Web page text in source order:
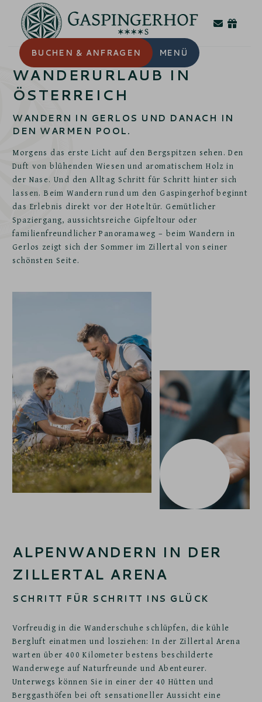
BUCHEN & ANFRAGEN MENÜ
WANDERURLAUB IN
ÖSTERREICH
WANDERN IN GERLOS UND DANACH IN
DEN WARMEN POOL.
Morgens das erste Licht auf den Bergspitzen sehen. Den
Duft von blühenden Wiesen und aromatischem Holz in
der Nase. Und den Alltag Schritt für Schritt hinter sich
lassen. Beim Wandern rund um den Gaspingerhof beginnt
das Erlebnis direkt vor der Hoteltür. Gemütlicher
Spaziergang, aussichtsreiche Gipfeltour oder
familienfreundlicher Panoramaweg – beim Wandern in
Gerlos zeigt sich der Sommer im Zillertal von seiner
schönsten Seite.
ALPENWANDERN IN DER
ZILLERTAL ARENA
SCHRITT FÜR SCHRITT INS GLÜCK
Vorfreudig in die Wanderschuhe schlüpfen, die kühle
Bergluft einatmen und losziehen: In der Zillertal Arena
warten über 400 Kilometer bestens beschilderte
Wanderwege auf Naturfreunde und Abenteurer.
Unterwegs können Sie in einer der 40 Hütten und
Berggasthöfen bei oft sensationeller Aussicht eine